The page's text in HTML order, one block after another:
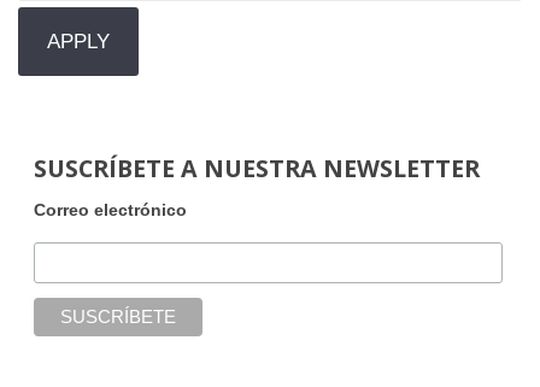
SUSCRÍBETE A NUESTRA NEWSLETTER
Correo electrónico